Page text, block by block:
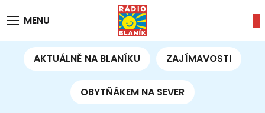
MENU
AKTUÁLNĚ NA BLANÍKU ZAJÍMAVOSTI
OBYTŇÁKEM NA SEVER